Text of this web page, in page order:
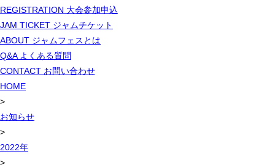
REGISTRATION 大会参加申込
JAM TICKET ジャムチケット
ABOUT ジャムフェスとは
Q&A よくある質問
CONTACT お問い合わせ
HOME
>
お知らせ
>
2022年
>